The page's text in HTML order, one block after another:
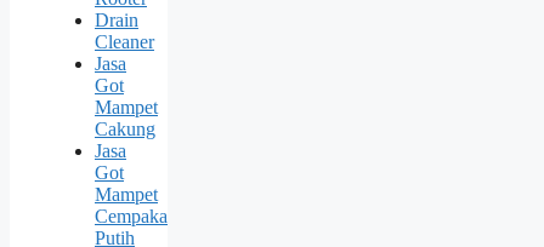
Drain
Cleaner
Jasa
Got
Mampet
Cakung
Jasa
Got
Mampet
Cempaka
Putih